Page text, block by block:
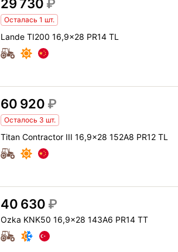
29 730 ₽
Осталась 1 шт.
Lande TI200 16,9x28 PR14 TL
60 920 ₽
Осталось 3 шт.
Titan Contractor III 16,9x28 152A8 PR12 TL
40 630 ₽
Ozka KNK50 16,9x28 143A6 PR14 TT